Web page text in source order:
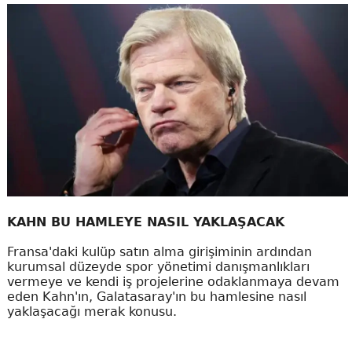
KAHN BU HAMLEYE NASIL YAKLAŞACAK
Fransa'daki kulüp satın alma girişiminin ardından
kurumsal düzeyde spor yönetimi danışmanlıkları
vermeye ve kendi iş projelerine odaklanmaya devam
eden Kahn'ın, Galatasaray'ın bu hamlesine nasıl
yaklaşacağı merak konusu.